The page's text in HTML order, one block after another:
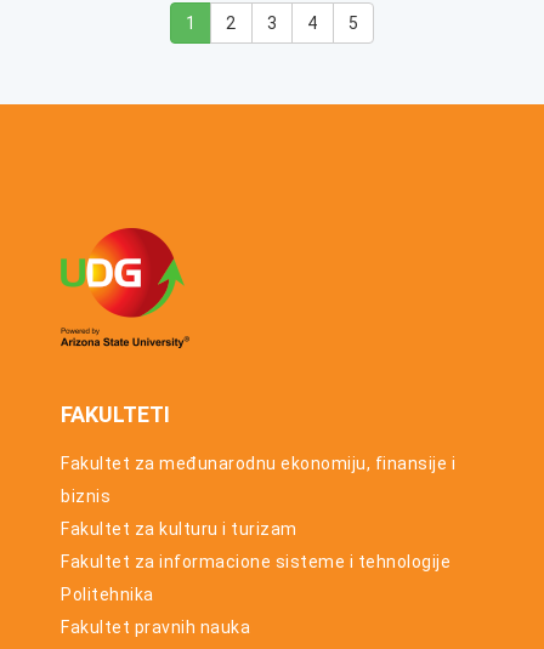
1 2 3 4 5
FAKULTETI
Fakultet za međunarodnu ekonomiju, finansije i
biznis
Fakultet za kulturu i turizam
Fakultet za informacione sisteme i tehnologije
Politehnika
Fakultet pravnih nauka